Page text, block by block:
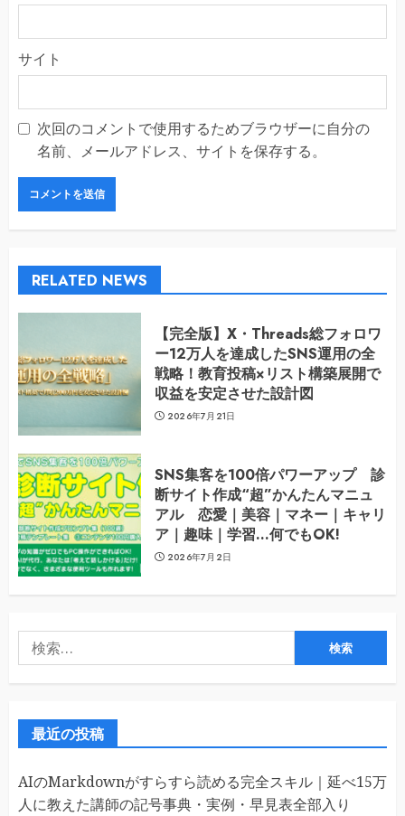
サイト
次回のコメントで使用するためブラウザーに自分の
名前、メールアドレス、サイトを保存する。
RELATED NEWS
【完全版】X・Threads総フォロワ
ー12万人を達成したSNS運用の全
戦略！教育投稿×リスト構築展開で
収益を安定させた設計図
2026年7月21日
SNS集客を100倍パワーアップ 診
断サイト作成“超”かんたんマニュ
アル 恋愛｜美容｜マネー｜キャリ
ア｜趣味｜学習…何でもOK!
2026年7月2日
索:
最近の投稿
AIのMarkdownがすらすら読める完全スキル｜延べ15万
人に教えた講師の記号事典・実例・早見表全部入り